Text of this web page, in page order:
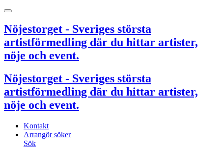
Nöjestorget - Sveriges största
artistförmedling där du hittar artister,
nöje och event.
Nöjestorget - Sveriges största
artistförmedling där du hittar artister,
nöje och event.
Kontakt
Arrangör söker
Sök